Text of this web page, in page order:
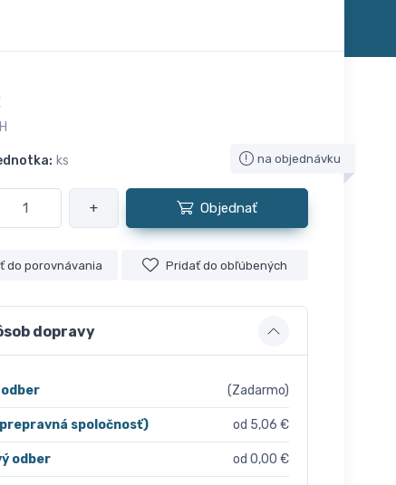
ks na objednávku
+ Objednať
do porovnávania Pridať do obľúbených
dopravy
odber (Zadarmo)
spoločnosť) od 5,06 €
odber od 0,00 €